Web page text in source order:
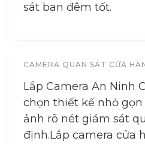
sát ban đêm tốt.
CAMERA QUAN SÁT CỬA
Lắp Camera An Ninh
chọn thiết kế nhỏ
ảnh rõ nét giám sát
định.Lắp camera cửa